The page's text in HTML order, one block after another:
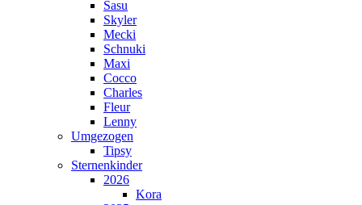
Sasu
Skyler
Mecki
Schnuki
Maxi
Cocco
Charles
Fleur
Lenny
Umgezogen
Tipsy
Sternenkinder
2026
Kora